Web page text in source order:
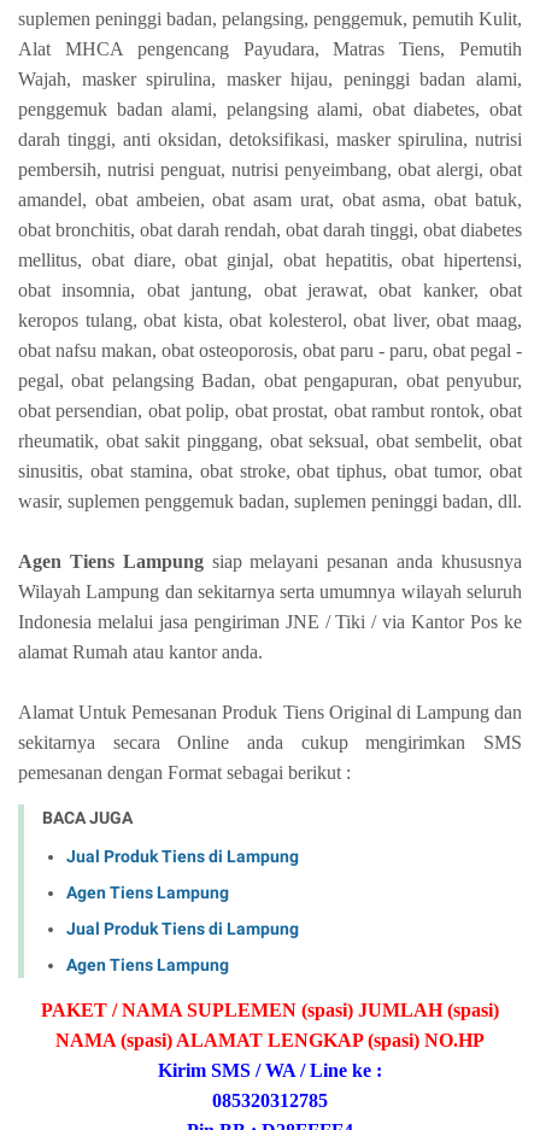
suplemen peninggi badan, pelangsing, penggemuk, pemutih Kulit,
Alat MHCA pengencang Payudara, Matras Tiens, Pemutih
Wajah, masker spirulina, masker hijau, peninggi badan alami,
penggemuk badan alami, pelangsing alami, obat diabetes, obat
darah tinggi, anti oksidan, detoksifikasi, masker spirulina, nutrisi
pembersih, nutrisi penguat, nutrisi penyeimbang, obat alergi, obat
amandel, obat ambeien, obat asam urat, obat asma, obat batuk,
obat bronchitis, obat darah rendah, obat darah tinggi, obat diabetes
mellitus, obat diare, obat ginjal, obat hepatitis, obat hipertensi,
obat insomnia, obat jantung, obat jerawat, obat kanker, obat
keropos tulang, obat kista, obat kolesterol, obat liver, obat maag,
obat nafsu makan, obat osteoporosis, obat paru - paru, obat pegal -
pegal, obat pelangsing Badan, obat pengapuran, obat penyubur,
obat persendian, obat polip, obat prostat, obat rambut rontok, obat
rheumatik, obat sakit pinggang, obat seksual, obat sembelit, obat
sinusitis, obat stamina, obat stroke, obat tiphus, obat tumor, obat
wasir, suplemen penggemuk badan, suplemen peninggi badan, dll.
Agen Tiens Lampungsiap melayani pesanan anda khususnya
Wilayah Lampung dan sekitarnya serta umumnya wilayah seluruh
Indonesia melalui jasa pengiriman JNE / Tiki / via Kantor Pos ke
alamat Rumah atau kantor anda.
Alamat Untuk Pemesanan Produk Tiens Original di Lampung dan
sekitarnya secara Online anda cukup mengirimkan SMS
pemesanan dengan Format sebagai berikut :
BACA JUGA
Jual Produk Tiens di Lampung
Agen Tiens Lampung
Jual Produk Tiens di Lampung
Agen Tiens Lampung
PAKET / NAMA SUPLEMEN (spasi) JUMLAH (spasi)
NAMA (spasi) ALAMAT LENGKAP (spasi) NO.HP
Kirim SMS / WA / Line ke :
085320312785